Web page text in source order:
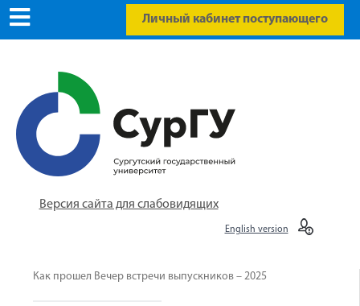
Личный кабинет поступающего
Версия сайта для слабовидящих
English version
Как прошел Вечер встречи выпускников – 2025